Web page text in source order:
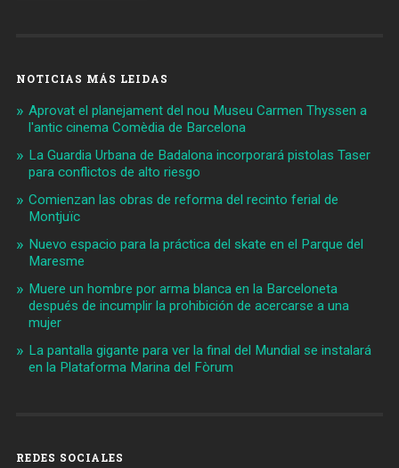
NOTICIAS MÁS LEIDAS
Aprovat el planejament del nou Museu Carmen Thyssen a
l'antic cinema Comèdia de Barcelona
La Guardia Urbana de Badalona incorporará pistolas Taser
para conflictos de alto riesgo
Comienzan las obras de reforma del recinto ferial de
Montjuïc
Nuevo espacio para la práctica del skate en el Parque del
Maresme
Muere un hombre por arma blanca en la Barceloneta
después de incumplir la prohibición de acercarse a una
mujer
La pantalla gigante para ver la final del Mundial se instalará
en la Plataforma Marina del Fòrum
REDES SOCIALES